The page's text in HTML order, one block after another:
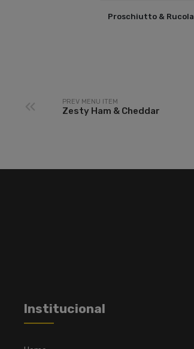
Proschiutto & Rucola
PREV MENU ITEM
Zesty Ham & Cheddar
Institucional